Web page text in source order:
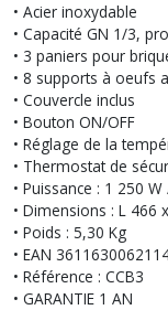
• Acier inoxydable
• Capacité GN 1/3,
• 3 paniers pour
• 8 supports à oeufs
• Couvercle inclus
• Bouton ON/OFF
• Réglage de la
• Thermostat de
• Puissance : 1 250
• Dimensions : L 466
• Poids : 5,30 Kg
• EAN
• Référence : CCB3
• GARANTIE 1 AN